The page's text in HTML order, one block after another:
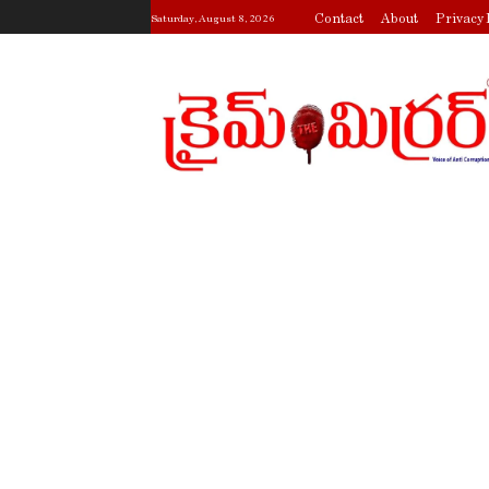
Saturday, August 8, 2026 Contact About Privacy